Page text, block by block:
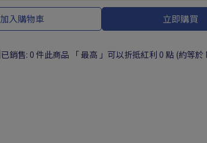
加入購物車 立即購買
已銷售: 0 件此商品 「 最高 」可以折抵紅利 0 點 (約等於